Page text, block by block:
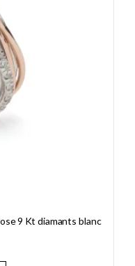
9 Kt diamants blanc